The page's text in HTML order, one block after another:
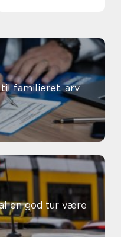
en god tur være